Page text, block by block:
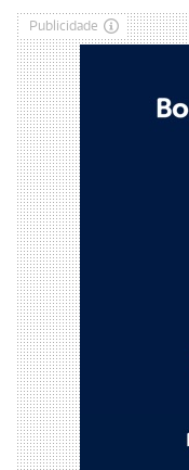
Publicidade